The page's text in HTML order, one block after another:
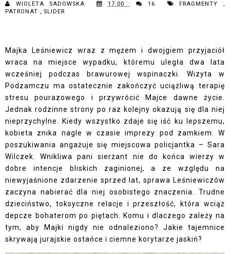
WIOLETA SADOWSKA 17:00 16 FRAGMENTY,
PATRONAT , SLIDER
Majka Leśniewicz wraz z mężem i dwojgiem przyjaciół
wraca na miejsce wypadku, któremu uległa dwa lata
wcześniej podczas brawurowej wspinaczki. Wizyta w
Podzamczu ma ostatecznie zakończyć uciążliwą terapię
stresu pourazowego i przywrócić Majce dawne życie.
Jednak rodzinne strony po raz kolejny okazują się dla niej
nieprzychylne. Kiedy wszystko zdaje się iść ku lepszemu,
kobieta znika nagle w czasie imprezy pod zamkiem. W
poszukiwania angażuje się miejscowa policjantka – Sara
Wilczek. Wnikliwa pani sierżant nie do końca wierzy w
dobre intencje bliskich zaginionej, a ze względu na
niewyjaśnione zdarzenie sprzed lat, sprawa Leśniewiczów
zaczyna nabierać dla niej osobistego znaczenia. Trudne
dzieciństwo, toksyczne relacje i przeszłość, która wciąż
depcze bohaterom po piętach. Komu i dlaczego zależy na
tym, aby Majki nigdy nie odnaleziono? Jakie tajemnice
skrywają jurajskie ostańce i ciemne korytarze jaskiń?